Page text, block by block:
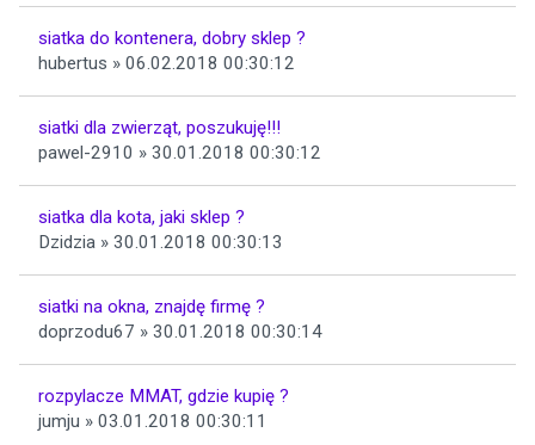
siatka do kontenera, dobry sklep ?
hubertus » 06.02.2018 00:30:12
siatki dla zwierząt, poszukuję!!!
pawel-2910 » 30.01.2018 00:30:12
siatka dla kota, jaki sklep ?
Dzidzia » 30.01.2018 00:30:13
siatki na okna, znajdę firmę ?
doprzodu67 » 30.01.2018 00:30:14
rozpylacze MMAT, gdzie kupię ?
jumju » 03.01.2018 00:30:11